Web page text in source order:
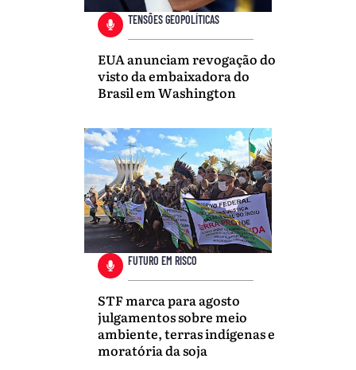
TENSÕES GEOPOLÍTICAS
EUA anunciam revogação do
visto da embaixadora do
Brasil em Washington
FUTURO EM RISCO
STF marca para agosto
julgamentos sobre meio
ambiente, terras indígenas e
moratória da soja